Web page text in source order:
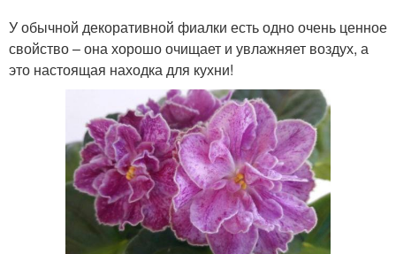
У обычной декоративной фиалки есть одно очень ценное
свойство – она хорошо очищает и увлажняет воздух, а
это настоящая находка для кухни!